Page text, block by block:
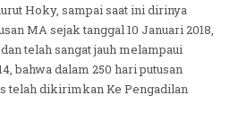
Hoky, sampai saat ini dirinya
MA sejak tanggal 10 Januari 2018,
telah sangat jauh melampaui
bahwa dalam 250 hari putusan
telah dikirimkan Ke Pengadilan